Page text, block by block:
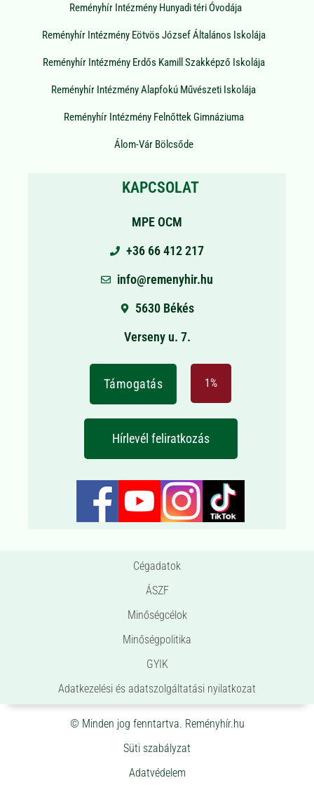
Reményhír Intézmény Hunyadi téri Óvodája
Reményhír Intézmény Eötvös József Általános Iskolája
Reményhír Intézmény Erdős Kamill Szakképző Iskolája
Reményhír Intézmény Alapfokú Művészeti Iskolája
Reményhír Intézmény Felnőttek Gimnáziuma
Álom-Vár Bölcsőde
KAPCSOLAT
MPE OCM
+36 66 412 217
info@remenyhir.hu
5630 Békés
Verseny u. 7.
Támogatás 1%
Hírlevél feliratkozás
Cégadatok
ÁSZF
Minőségcélok
Minőségpolitika
GYIK
Adatkezelési és adatszolgáltatási nyilatkozat
© Minden jog fenntartva. Reményhír.hu
Süti szabályzat
Adatvédelem